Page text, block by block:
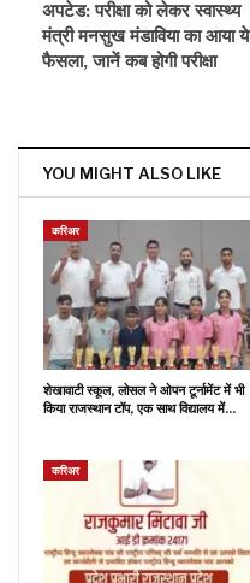
अपटेड: परीक्षा को लेकर स्वास्थ्य
मंत्री मनसुख मंडाविया का आया ये
फैसला, जानें कब होगी परीक्षा
YOU MIGHT ALSO LIKE
करिअर
शेखावाटी स्कूल, लोसल ने ओपन टूर्नामेंट में भी
किया राजस्थान टॉप, एक साथ विद्यालय में…
करिअर